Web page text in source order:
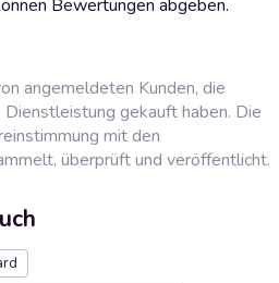
Bewertungen abgeben.
angemeldeten Kunden, die
gekauft haben. Die
mit den
überprüft und veröffentlicht.